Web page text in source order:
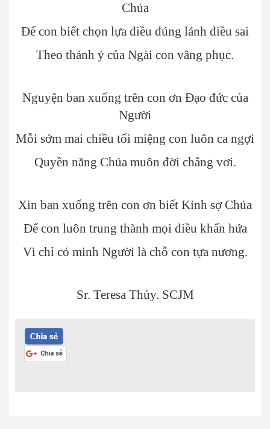
Chúa
Để con biết chọn lựa điều đúng lánh điều sai
Theo thánh ý của Ngài con vâng phục.
Nguyện ban xuống trên con ơn Đạo đức của
Người
Mỗi sớm mai chiều tối miệng con luôn ca ngợi
Quyền năng Chúa muôn đời chẳng vơi.
Xin ban xuống trên con ơn biết Kính sợ Chúa
Để con luôn trung thành mọi điều khấn hứa
Vì chỉ có mình Người là chỗ con tựa nương.
Sr. Teresa Thủy. SCJM